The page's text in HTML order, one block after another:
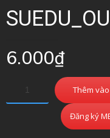
6.000₫
Thêm
Đăng ký